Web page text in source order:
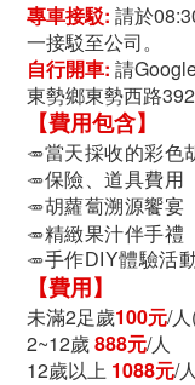
專車接駁: 請於
一接駁至公司。
自行開車: 請
東勢鄉東勢西路
【費用包含】
🥕當天採收的彩色
🥕保險、道具費用
🥕胡蘿蔔溯源饗宴
🥕精緻果汁伴手禮
🥕手作DIY體驗活
【費用】
未滿2足歲100元/人
2~12歲888元/人
12歲以上 1088元/人